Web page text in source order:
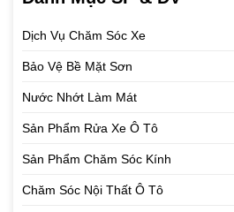
Dịch Vụ Chăm Sóc Xe
Bảo Vệ Bề Mặt Sơn
Nước Nhớt Làm Mát
Sản Phẩm Rửa Xe Ô Tô
Sản Phẩm Chăm Sóc Kính
Chăm Sóc Nội Thất Ô Tô